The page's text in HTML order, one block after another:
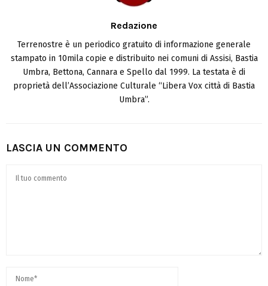
Redazione
Terrenostre è un periodico gratuito di informazione generale
stampato in 10mila copie e distribuito nei comuni di Assisi, Bastia
Umbra, Bettona, Cannara e Spello dal 1999. La testata è di
proprietà dell’Associazione Culturale “Libera Vox città di Bastia
Umbra”.
LASCIA UN COMMENTO